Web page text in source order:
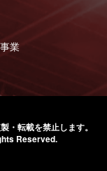
業
・転載を禁止します。
Reserved.